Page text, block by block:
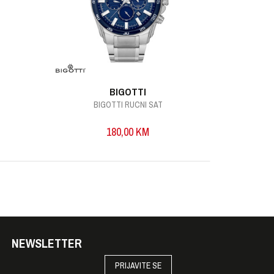
BIGOTTI
BIGOTTI RUCNI SAT
180,00 KM
NEWSLETTER
PRIJAVITE SE